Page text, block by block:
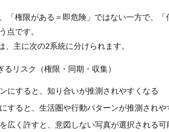
「権限がある＝即危険」ではない一方で、
点です。
、主に次の2系統に分けられます。
るリスク（権限・同期・収集）
にすると、知り合いが推測されやすくなる
すると、生活圏や行動パターンが推測されや
広く許すと、意図しない写真が選択される可